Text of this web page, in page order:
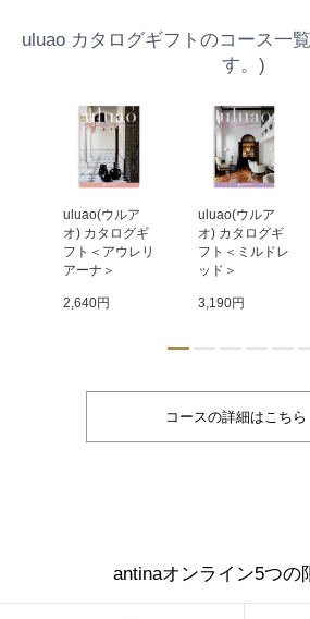
uluao カタログギフトのコース一
す。)
uluao(ウルア
オ) カタログギ
フト＜アウレリ
アーナ＞
2,640円
uluao(ウルア
オ) カタログギ
フト＜ミルドレ
ッド＞
3,190円
antinaオンライン5つの